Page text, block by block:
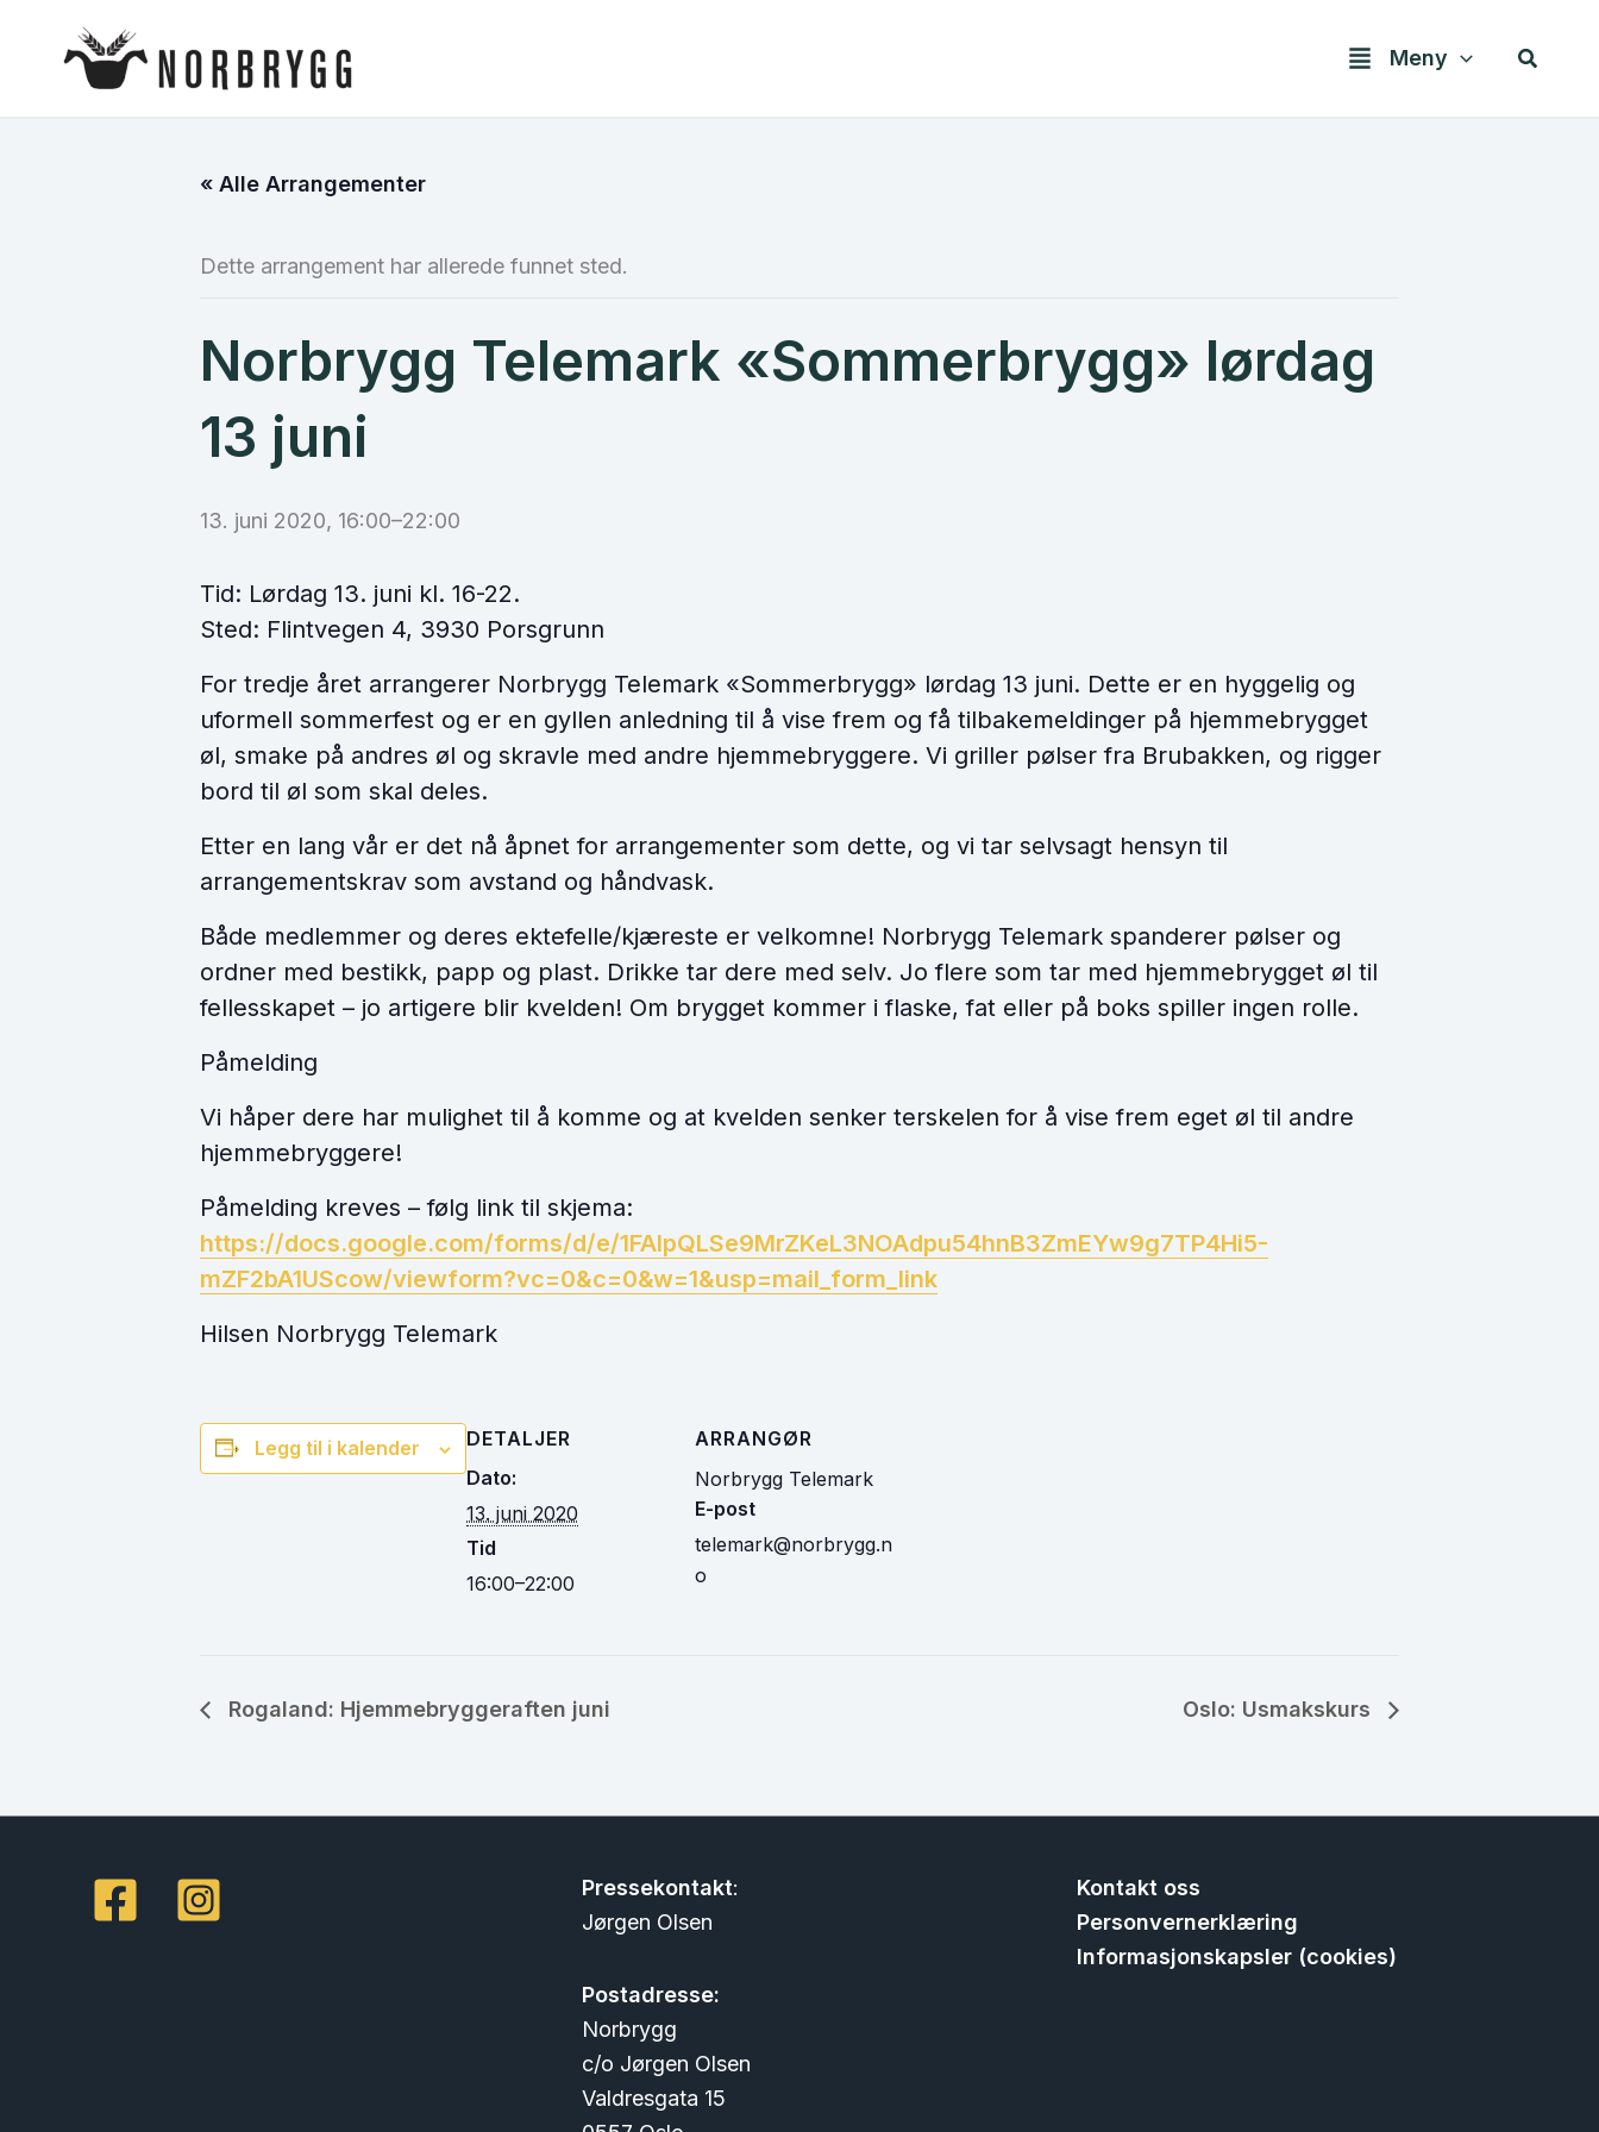
Meny Søk
« Alle Arrangementer
Dette arrangement har allerede funnet sted.
Norbrygg Telemark «Sommerbrygg» lørdag
13 juni
13. juni 2020, 16:00–22:00
Tid: Lørdag 13. juni kl. 16-22.
Sted: Flintvegen 4, 3930 Porsgrunn
For tredje året arrangerer Norbrygg Telemark «Sommerbrygg» lørdag 13 juni. Dette er en hyggelig og
uformell sommerfest og er en gyllen anledning til å vise frem og få tilbakemeldinger på hjemmebrygget
øl, smake på andres øl og skravle med andre hjemmebryggere. Vi griller pølser fra Brubakken, og rigger
bord til øl som skal deles.
Etter en lang vår er det nå åpnet for arrangementer som dette, og vi tar selvsagt hensyn til
arrangementskrav som avstand og håndvask.
Både medlemmer og deres ektefelle/kjæreste er velkomne! Norbrygg Telemark spanderer pølser og
ordner med bestikk, papp og plast. Drikke tar dere med selv. Jo flere som tar med hjemmebrygget øl til
fellesskapet – jo artigere blir kvelden! Om brygget kommer i flaske, fat eller på boks spiller ingen rolle.
Påmelding
Vi håper dere har mulighet til å komme og at kvelden senker terskelen for å vise frem eget øl til andre
hjemmebryggere!
Påmelding kreves – følg link til skjema:
https://docs.google.com/forms/d/e/1FAIpQLSe9MrZKeL3NOAdpu54hnB3ZmEYw9g7TP4Hi5-
mZF2bA1UScow/viewform?vc=0&c=0&w=1&usp=mail_form_link
Hilsen Norbrygg Telemark
Legg til i kalender
DETALJER
Dato:
13. juni 2020
Tid
16:00–22:00
ARRANGØR
Norbrygg Telemark
E-post
telemark@norbrygg.n
o
Rogaland: Hjemmebryggeraften juni Oslo: Usmakskurs
Pressekontakt:
Jørgen Olsen
Postadresse:
Norbrygg
c/o Jørgen Olsen
Valdresgata 15
Kontakt oss
Personvernerklæring
Informasjonskapsler (cookies)